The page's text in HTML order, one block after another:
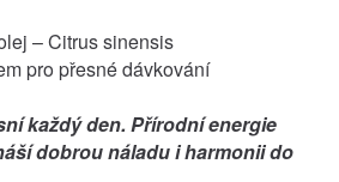
– Citrus sinensis
pro přesné dávkování
každý den. Přírodní energie
dobrou náladu i harmonii do